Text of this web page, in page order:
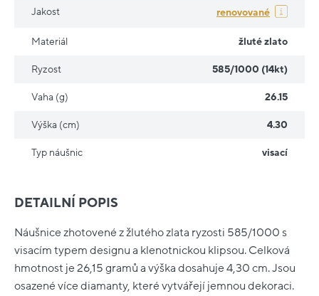
DETAILNÍ POPIS
Náušnice zhotovené z žlutého zlata ryzosti 585/1000 s
visacím typem designu a klenotnickou klipsou. Celková
hmotnost je 26,15 gramů a výška dosahuje 4,30 cm. Jsou
osazené více diamanty, které vytvářejí jemnou dekoraci.
Jakost renovované
Materiál žluté zlato
Ryzost 585/1000 (14kt)
Vaha (g) 26.15
Výška (cm) 4.30
Typ náušnic visací